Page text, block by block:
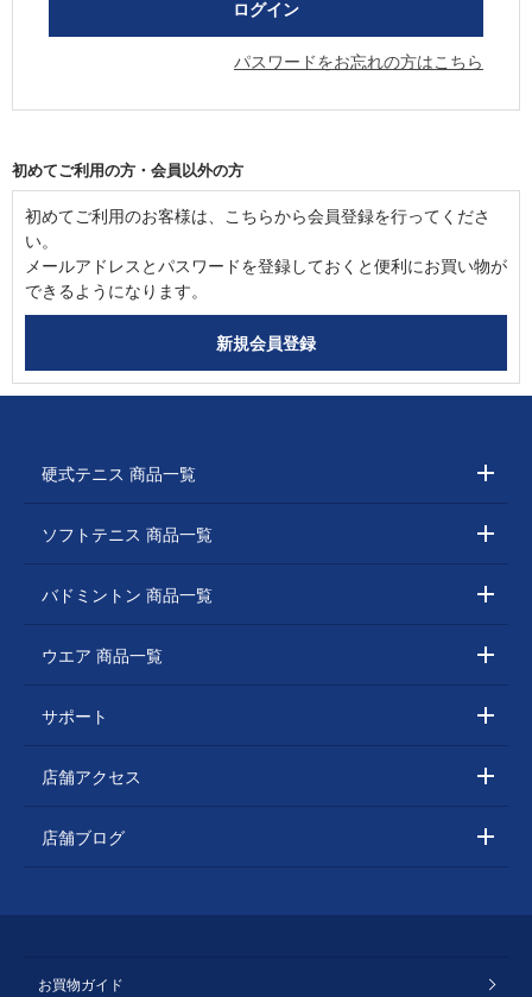
パスワードをお忘れの方はこちら
初めてご利用の方・会員以外の方
初めてご利用のお客様は、こちらから会員登録を行ってくださ
い。
メールアドレスとパスワードを登録しておくと便利にお買い物が
できるようになります。
硬式テニス 商品一覧
ソフトテニス 商品一覧
バドミントン 商品一覧
ウエア 商品一覧
サポート
店舗アクセス
店舗ブログ
お買物ガイド